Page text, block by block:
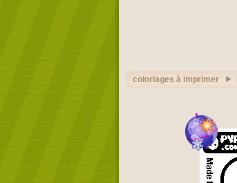
coloriages à imprimer